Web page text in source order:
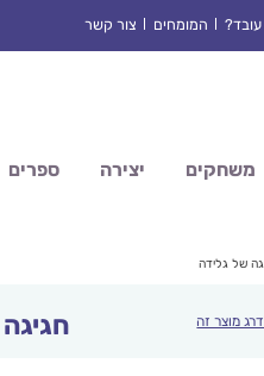
המומחים צור קשר
משחקים יצירה ספרים
של גלידה
מוצר זה